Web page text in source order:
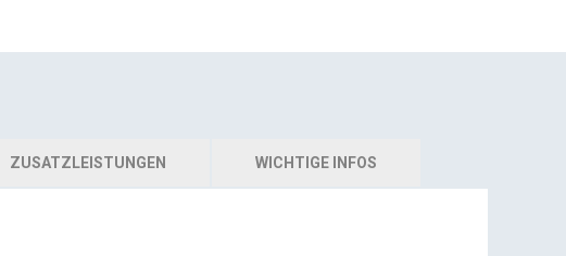
ZUSATZLEISTUNGEN WICHTIGE INFOS